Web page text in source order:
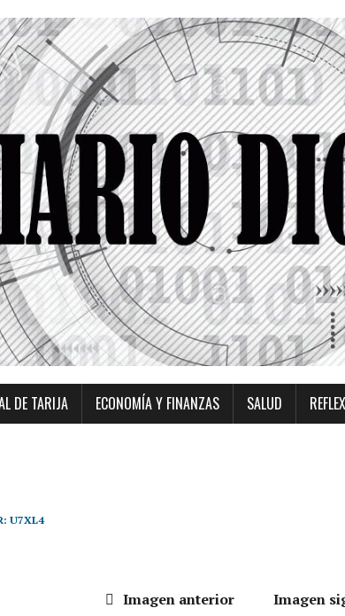
DE TARIJA ECONOMÍA Y FINANZAS SALUD
U7XL4
Imagen anterior Imagen